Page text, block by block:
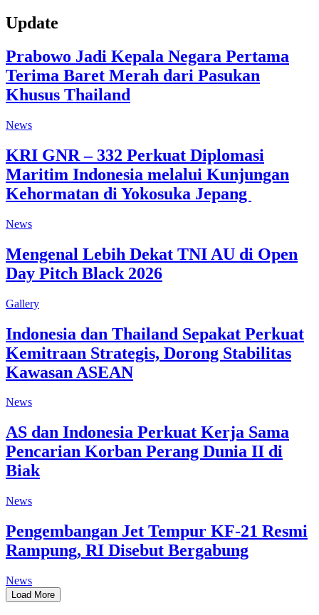
Update
Prabowo Jadi Kepala Negara Pertama
Terima Baret Merah dari Pasukan
Khusus Thailand
News
KRI GNR – 332 Perkuat Diplomasi
Maritim Indonesia melalui Kunjungan
Kehormatan di Yokosuka Jepang
News
Mengenal Lebih Dekat TNI AU di Open
Day Pitch Black 2026
Gallery
Indonesia dan Thailand Sepakat Perkuat
Kemitraan Strategis, Dorong Stabilitas
Kawasan ASEAN
News
AS dan Indonesia Perkuat Kerja Sama
Pencarian Korban Perang Dunia II di
Biak
News
Pengembangan Jet Tempur KF-21 Resmi
Rampung, RI Disebut Bergabung
News
Load More